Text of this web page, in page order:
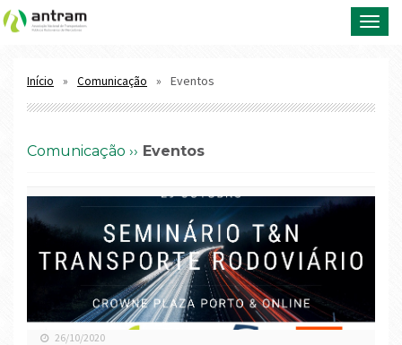
Início Comunicação Eventos
comunicação ›› Eventos
26/10/2020